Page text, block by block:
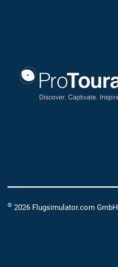
© 2026 Flugsimulator.com GmbH